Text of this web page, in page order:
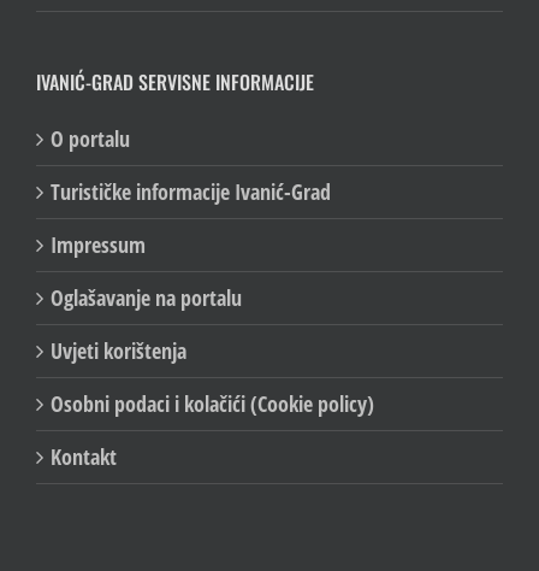
IVANIĆ-GRAD SERVISNE INFORMACIJE
O portalu
Turističke informacije Ivanić-Grad
Impressum
Oglašavanje na portalu
Uvjeti korištenja
Osobni podaci i kolačići (Cookie policy)
Kontakt